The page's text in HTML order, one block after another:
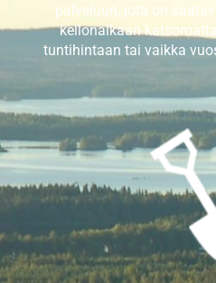
palveluun, jota on
kellonaikaan
tuntihintaan tai vaikka